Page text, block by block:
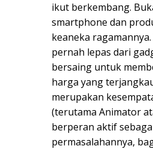
ikut berkembang.
smartphone dan
keaneka
pernah lepas dari
bersaing untuk
harga yang
merupakan
(terutama Animator
berperan aktif
permasalahannya,